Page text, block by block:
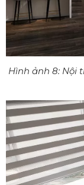
Hình ảnh 8: Nội